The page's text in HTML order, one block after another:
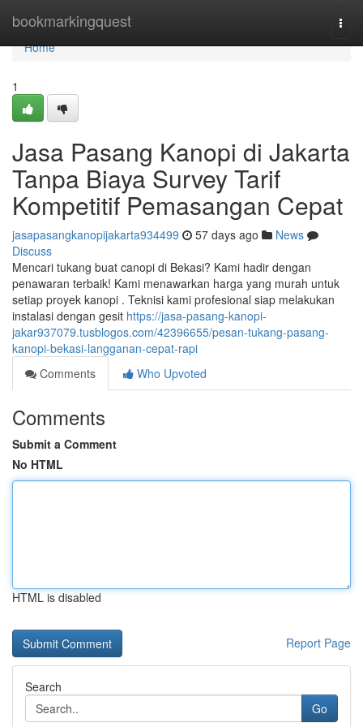
bookmarkingquest
Home
Home
1
Jasa Pasang Kanopi di Jakarta
Tanpa Biaya Survey Tarif
Kompetitif Pemasangan Cepat
jasapasangkanopijakarta934499 57 days ago
News
Discuss
Mencari tukang buat canopi di Bekasi? Kami hadir dengan
penawaran terbaik! Kami menawarkan harga yang murah untuk
setiap proyek kanopi . Teknisi kami profesional siap melakukan
instalasi dengan gesit https://jasa-pasang-kanopi-
jakar937079.tusblogos.com/42396655/pesan-tukang-pasang-
kanopi-bekasi-langganan-cepat-rapi
Comments
Who Upvoted
Comments
Submit a Comment
No HTML
HTML is disabled
Report Page
Search
Go